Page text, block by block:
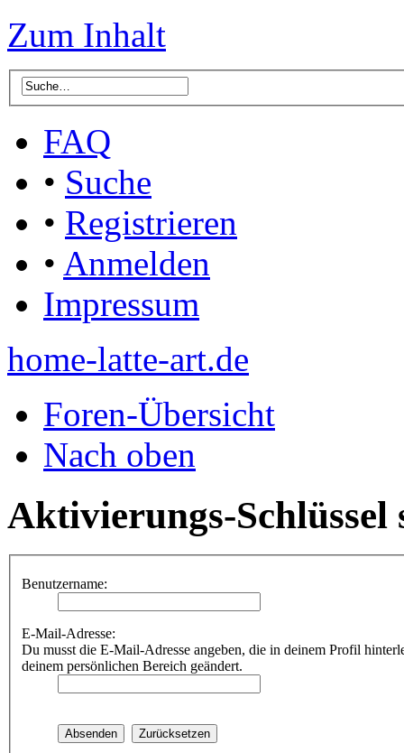
Zum Inhalt
FAQ
• Suche
• Registrieren
• Anmelden
Impressum
home-latte-art.de
Foren-Übersicht
Nach oben
Aktivierungs-Schlüssel
Benutzername:
E-Mail-Adresse:
Du musst die E-Mail-Adresse angeben, die in deinem Profil
deinem persönlichen Bereich geändert.